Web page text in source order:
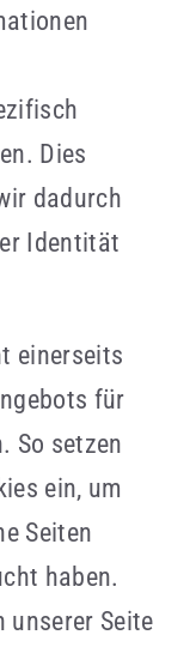
Dies
dadurch
Identität
einerseits
für
So setzen
ein, um
Seiten
haben.
unserer Seite